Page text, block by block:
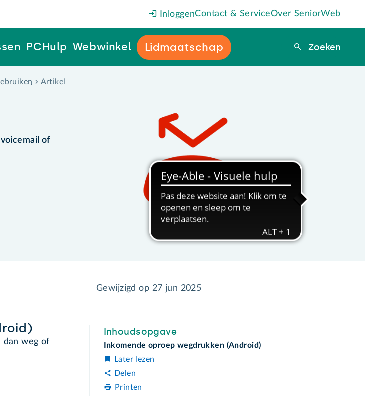
InloggenContact & ServiceOver SeniorWeb
PCHulp Webwinkel Lidmaatschap Zoeken
Zoeken
Artikel
of
Gewijzigd op 27 jun 2025
dan weg of
Inhoudsopgave
Inkomende oproep wegdrukken (Android)
Later lezen
Delen
Printen